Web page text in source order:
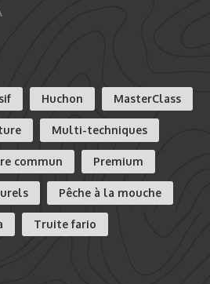
Huchon MasterClass
Multi-techniques
commun Premium
Pêche à la mouche
Truite fario